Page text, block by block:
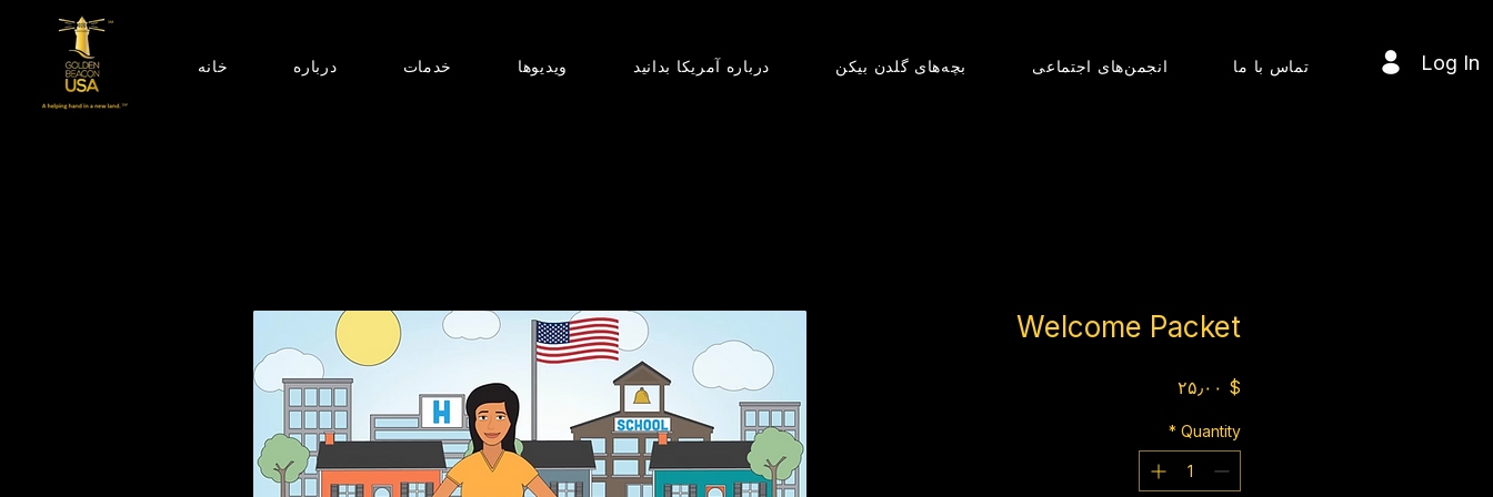
خانه درباره خدمات ویدیوها درباره آمریکا بدانید بچه‌های گلدن بیکن انجمن‌های اجتماعی تماس با ما Log In
Welcome Packet
$ ۲۵٫۰۰ Price
Quantity
*